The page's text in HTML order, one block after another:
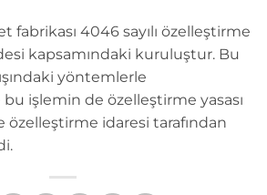
fabrikası 4046 sayılı özelleştirme
kapsamındaki kuruluştur. Bu
yöntemlerle
işlemin de özelleştirme yasası
idaresi tarafından